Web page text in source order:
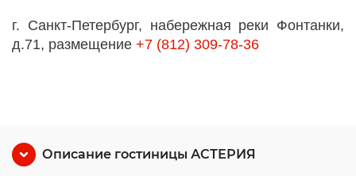
г. Санкт-Петербург, набережная реки Фонтанки,
д.71, размещение +7 (812) 309-78-36
Описание гостиницы АСТЕРИЯ